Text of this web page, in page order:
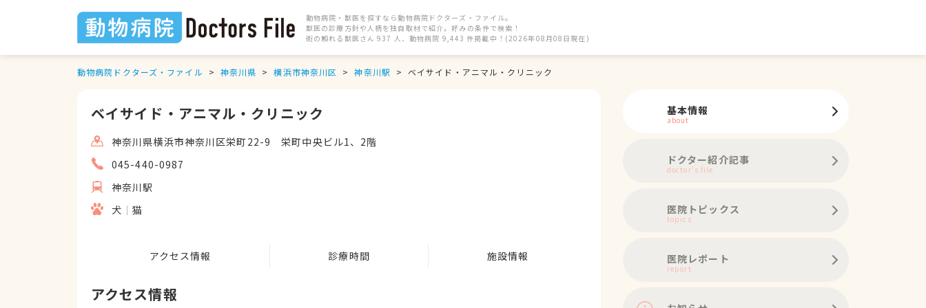
動物病院・獣医を探すなら動物病院ドクターズ・ファイル。
獣医の診療方針や人柄を独自取材で紹介。好みの条件で検索！
街の頼れる獣医さん 937 人、動物病院 9,443 件掲載中！(2026年08月08日現在)
動物病院ドクターズ・ファイル 神奈川県 横浜市神奈川区 神奈川駅 ベイサイド・アニマル・クリニック
ベイサイド・アニマル・クリニック
神奈川県横浜市神奈川区栄町22-9 栄町中央ビル1、2階
045-440-0987
神奈川駅
犬
猫
アクセス情報 診療時間 施設情報
アクセス情報
基本情報
about
ドクター紹介記事
doctor's file
医院トピックス
topics
医院レポート
report